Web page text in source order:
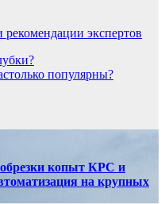
рекомендации экспертов
популярны?
обрезки копыт КРС и
на крупных